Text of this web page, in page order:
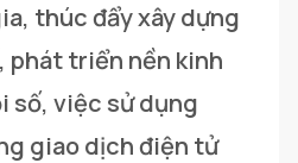
thúc đẩy xây dựng
phát triển nền kinh
số, việc sử dụng
giao dịch điện tử